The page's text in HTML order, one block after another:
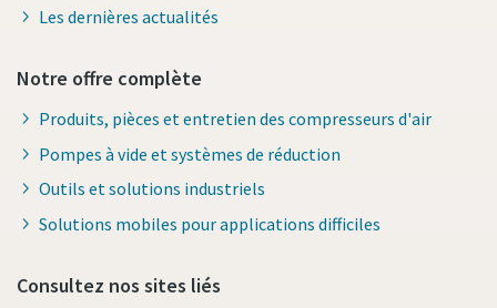
Les dernières actualités
Notre offre complète
Produits, pièces et entretien des compresseurs d'air
Pompes à vide et systèmes de réduction
Outils et solutions industriels
Solutions mobiles pour applications difficiles
Consultez nos sites liés